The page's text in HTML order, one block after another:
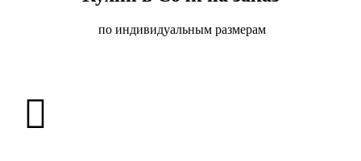
по индивидуальным размерам